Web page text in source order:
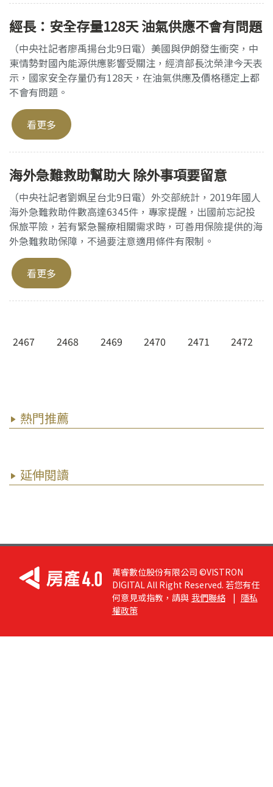
經長：安全存量128天 油氣供應不會有問題
（中央社記者廖禹揚台北9日電）美國與伊朗發生衝突，中
東情勢對國內能源供應影響受關注，經濟部長沈榮津今天表
示，國家安全存量仍有128天，在油氣供應及價格穩定上都
不會有問題。
看更多
海外急難救助幫助大 除外事項要留意
（中央社記者劉姵呈台北9日電）外交部統計，2019年國人
海外急難救助件數高達6345件，專家提醒，出國前忘記投
保旅平險，若有緊急醫療相關需求時，可善用保險提供的海
外急難救助保障，不過要注意適用條件有限制。
看更多
2467 2468 2469 2470 2471 2472
熱門推薦
延伸閱讀
萬睿數位股份有限公司 ©VISTRON
DIGITAL All Right Reserved. 若您有任
何意見或指教，請與 我們聯絡 | 隱私
權政策